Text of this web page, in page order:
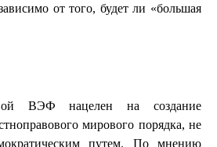
от того, будет ли «большая
ВЭФ нацелен на создание
мирового порядка, не
путем. По мнению